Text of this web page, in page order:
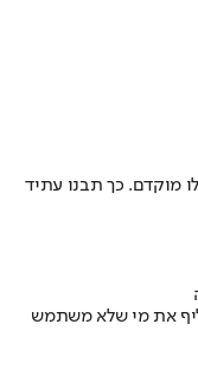
מוקדם. כך תבנו עתיד
את מי שלא משתמש